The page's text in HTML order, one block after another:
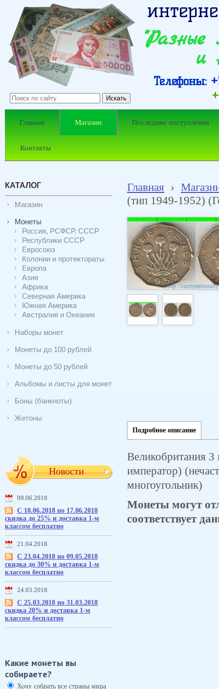
и
Телефоны:
Главная Магазин Последние поступления
Контакты
КАТАЛОГ
Магазин
Монеты
Россия, РСФСР, СССР
Республики СССР
Евросоюз
Колонии и протектораты
Европа
Азия
Африка
Северная Америка
Южная Америка
Австралия и Океания
Наборы монет
Монеты до 100 рублей
Монеты до 50 рублей
Альбомы и листы для монет
Боны (банкноты)
Жетоны
Новости
09.06.2018
С 10.06.2018 по 17.06.2018
скидка до 25% и доставка 1-м
классом бесплатно
21.04.2018
С 23.04.2018 по 09.05.2018
скидка до 30% и доставка 1-м
классом бесплатно
24.03.2018
С 25.03.2018 по 31.03.2018
скидка 20% и доставка 1-м
классом бесплатно
Какие монеты вы
собираете?
Хочу собрать все страны мира
Главная ›
(тип 1949-1952)
Подробное описание
Великобритания
император)
многоугольник)
Монеты могут
соответствует